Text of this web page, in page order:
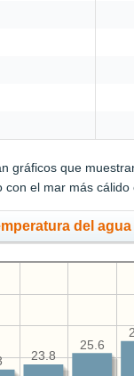
gráficos que
con el mar más cálido
del
25.6
23.8